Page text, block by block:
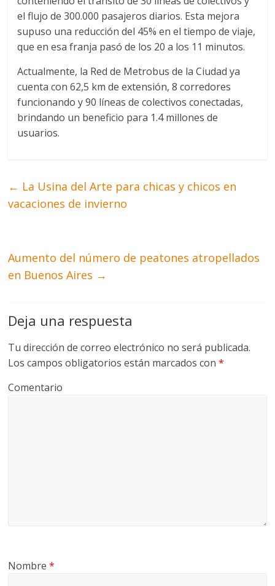
el flujo de 300.000 pasajeros diarios. Esta mejora
supuso una reducción del 45% en el tiempo de viaje,
que en esa franja pasó de los 20 a los 11 minutos.
Actualmente, la Red de Metrobus de la Ciudad ya
cuenta con 62,5 km de extensión, 8 corredores
funcionando y 90 líneas de colectivos conectadas,
brindando un beneficio para 1.4 millones de
usuarios.
← La Usina del Arte para chicas y chicos en
vacaciones de invierno
Aumento del número de peatones atropellados
en Buenos Aires →
Deja una respuesta
Tu dirección de correo electrónico no será publicada.
Los campos obligatorios están marcados con*
Comentario
Nombre*